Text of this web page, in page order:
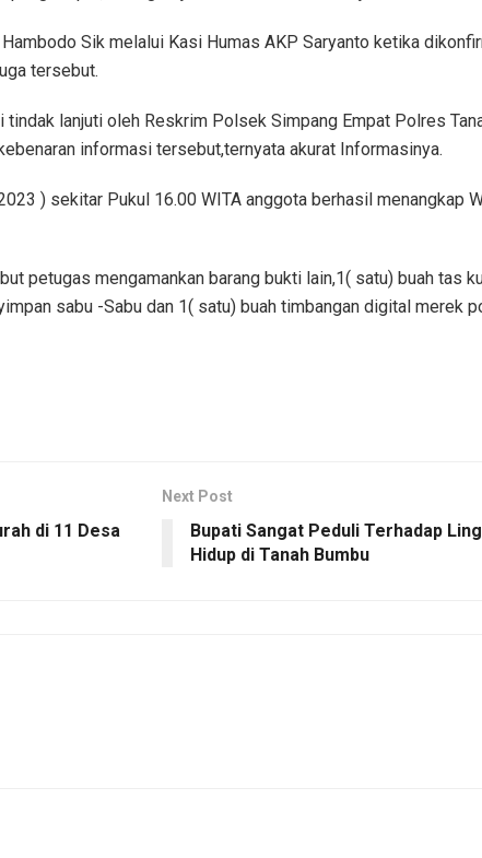
Sik melalui Kasi Humas AKP Saryanto ketika
tersebut.
lanjuti oleh Reskrim Polsek Simpang Empat Polres
informasi tersebut,ternyata akurat Informasinya.
) sekitar Pukul 16.00 WITA anggota berhasil menangkap
petugas mengamankan barang bukti lain,1( satu) buah tas
sabu -Sabu dan 1( satu) buah timbangan digital merek
di 11 Desa
Next Post
Bupati Sangat Peduli Terhadap
Hidup di Tanah Bumbu